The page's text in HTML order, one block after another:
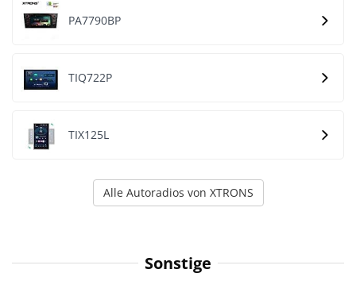
PA7790BP
TIQ722P
TIX125L
Alle Autoradios von XTRONS
Sonstige